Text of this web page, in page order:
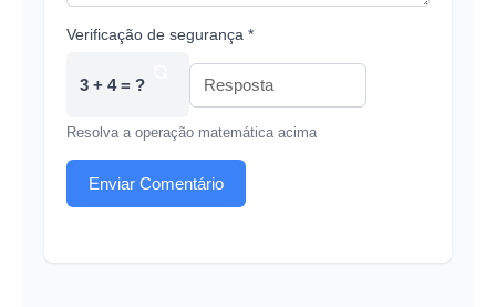
Verificação de segurança *
3 + 4 = ?
Resolva a operação matemática acima
Enviar Comentário